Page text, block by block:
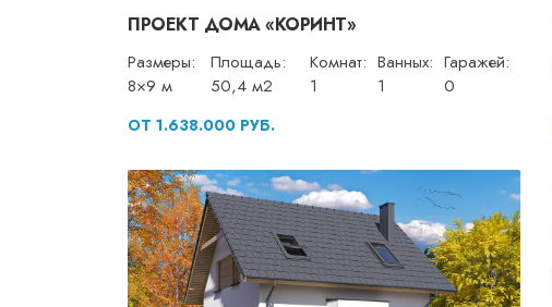
ПРОЕКТ ДОМА «КОРИНТ»
Размеры:
8×9 м
Площадь:
50,4 м2
Комнат:
1
Ванных:
1
Гаражей:
0
ОТ 1.638.000 РУБ.